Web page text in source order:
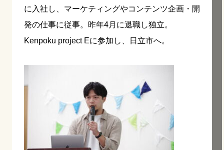
に入社し、マーケティングやコンテンツ企画・開
発の仕事に従事。昨年4月に退職し独立。
Kenpoku project Eに参加し、日立市へ。